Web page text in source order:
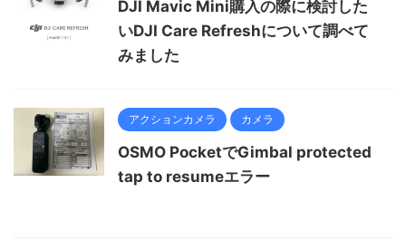
DJI Mavic Mini購入の際に検討した
いDJI Care Refreshについて調べて
みました
アクションカメラ カメラ
OSMO PocketでGimbal protected
tap to resumeエラー